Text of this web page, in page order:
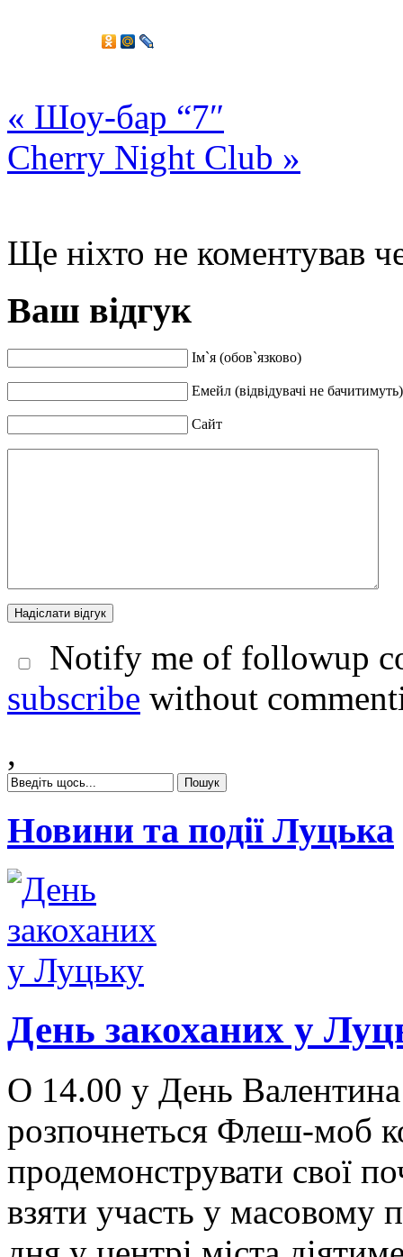
« Шоу-бар “7″
Cherry Night Club »
Ще ніхто не коментував
Ваш відгук
Ім`я (обов`язково)
Емейл (відвідувачі не
Сайт
Notify me of followup
subscribe without
,
Новини та події Луцька
День закоханих у
О 14.00 у День
розпочнеться Флеш-моб
продемонструвати свої
взяти участь у масовому